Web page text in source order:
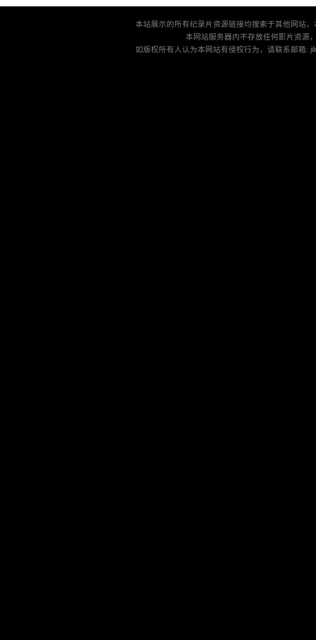
本站展示的所有纪录片资源链接均搜索于其他网站
本网站服务器内不存放任何影片资源
如版权所有人认为本网站有侵权行为，请联系邮箱: